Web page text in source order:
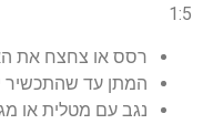
1:5
רסס או צחצח את
המתן עד שהתכשיר
נגב עם מטלית או